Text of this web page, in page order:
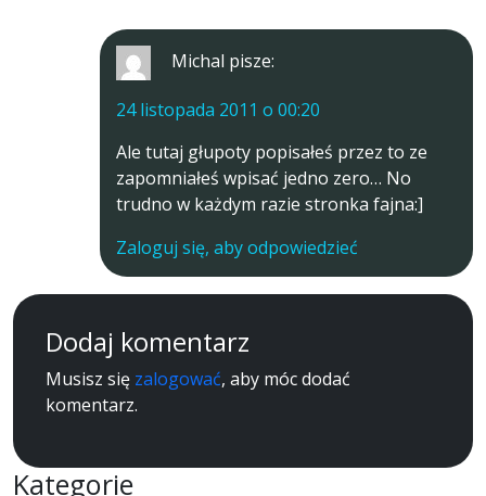
Michal pisze:
24 listopada 2011 o 00:20
Ale tutaj głupoty popisałeś przez to ze
zapomniałeś wpisać jedno zero… No
trudno w każdym razie stronka fajna:]
Zaloguj się, aby odpowiedzieć
Dodaj komentarz
Musisz się zalogować, aby móc dodać
komentarz.
Kategorie